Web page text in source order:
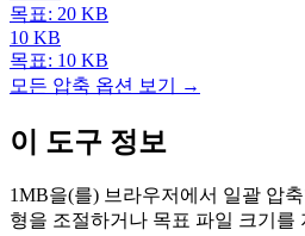
목표: 20 KB
10 KB
목표: 10 KB
모든 압축 옵션 보기 →
이 도구 정보
1MB을(를) 브라우저에서 일괄 압
형을 조절하거나 목표 파일 크기를